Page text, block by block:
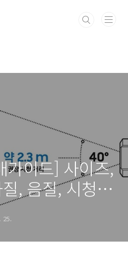
가이드] 사이즈,
, 음질, 시청거
25.